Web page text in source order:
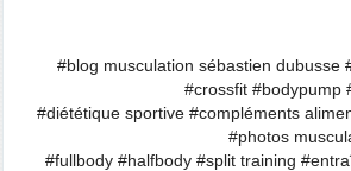
#blog musculation sébastien dubusse
#crossfit #bodypump
#diététique sportive #compléments
#photos
#fullbody #halfbody #split training